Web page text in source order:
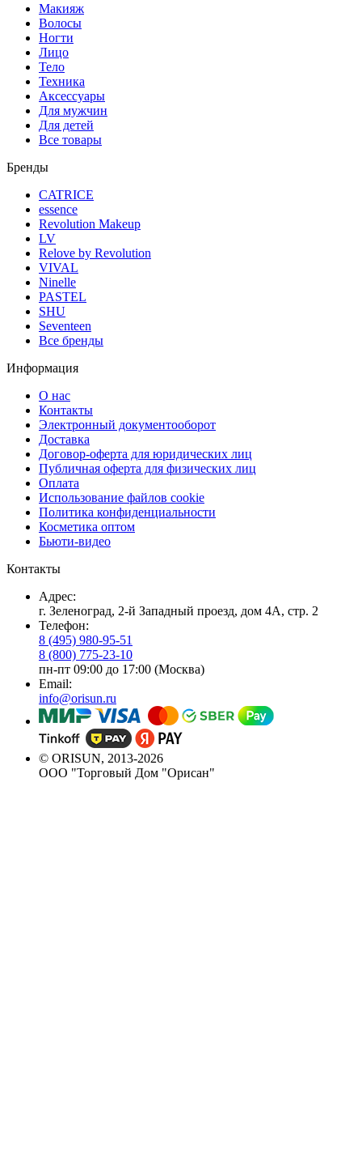
Макияж
Волосы
Ногти
Лицо
Тело
Техника
Аксессуары
Для мужчин
Для детей
Все товары
Бренды
CATRICE
essence
Revolution Makeup
LV
Relove by Revolution
VIVAL
Ninelle
PASTEL
SHU
Seventeen
Все бренды
Информация
О нас
Контакты
Электронный документооборот
Доставка
Договор-оферта для юридических лиц
Публичная оферта для физических лиц
Оплата
Использование файлов cookie
Политика конфиденциальности
Косметика оптом
Бьюти-видео
Контакты
Адрес:
г. Зеленоград, 2-й Западный проезд, дом 4А, стр. 2
Телефон:
8 (495) 980-95-51
8 (800) 775-23-10
пн-пт 09:00 до 17:00 (Москва)
Email:
info@orisun.ru
© ORISUN, 2013-2026
ООО "Торговый Дом "Орисан"